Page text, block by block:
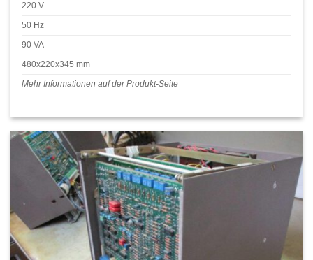
220 V
50 Hz
90 VA
480x220x345 mm
Mehr Informationen auf der Produkt-Seite